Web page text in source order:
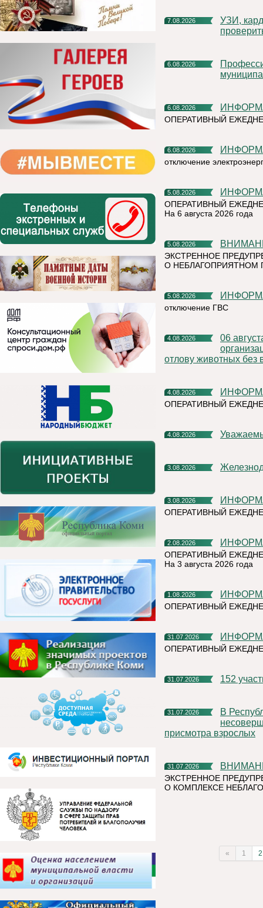
7.08.2026
УЗИ, кардиочек-ап и флюорограф: что можно успеть
6.08.2026
Профессиональное развитие в цифровом университете
6.08.2026
ОПЕРАТИВНЫЙ
6.08.2026
отключение
5.08.2026
ОПЕРАТИВНЫЙ
На 6 августа 2026 года
5.08.2026
ЭКСТРЕННОЕ
О НЕБЛАГОПРИЯТНОМ
5.08.2026
отключение ГВС
4.08.2026
06 августа 2026 года на территории Княжпогостского района,
отлову животных без
4.08.2026
ОПЕРАТИВНЫЙ
4.08.2026
3.08.2026
3.08.2026
ОПЕРАТИВНЫЙ
2.08.2026
ОПЕРАТИВНЫЙ
На 3 августа 2026 года
1.08.2026
ОПЕРАТИВНЫЙ
31.07.2026
ОПЕРАТИВНЫЙ
31.07.2026 152
31.07.2026
В Республике Коми участились случаи нахождения и купания
присмотра взрослых
31.07.2026
ЭКСТРЕННОЕ
О КОМПЛЕКСЕ
« 1 2